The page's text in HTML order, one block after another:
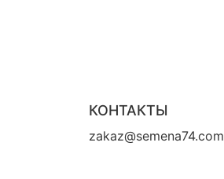
КОНТАКТЫ
zakaz@semena74.com